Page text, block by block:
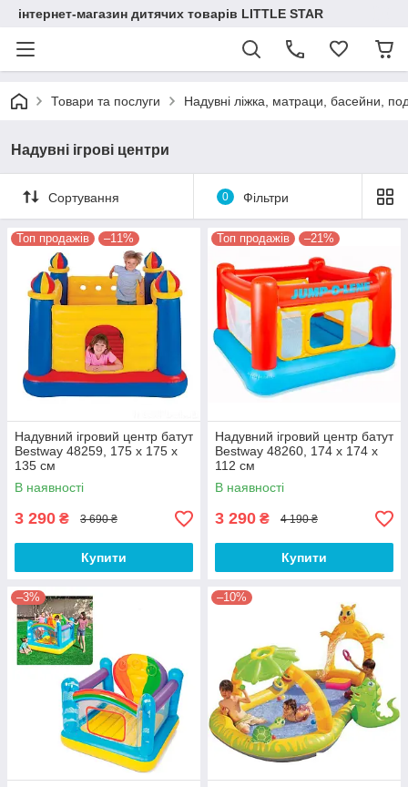
інтернет-магазин дитячих товарів LITTLE STAR
Товари та послуги Надувні ліжка, матраци, басейни,
Надувні ігрові центри
Сортування 0 Фільтри
Топ продажів –11%
Надувний ігровий центр батут
Bestway 48259, 175 х 175 х
135 см
В наявності
3 290 ₴ 3 690 ₴
Купити
Топ продажів –21%
Надувний ігровий центр батут
Bestway 48260, 174 х 174 х
112 см
В наявності
3 290 ₴ 4 190 ₴
Купити
–3% –10%